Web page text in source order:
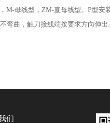
M-母线型， ZM-直母线型。 P型安
弯曲，触刀接线端按要求方向伸出
们